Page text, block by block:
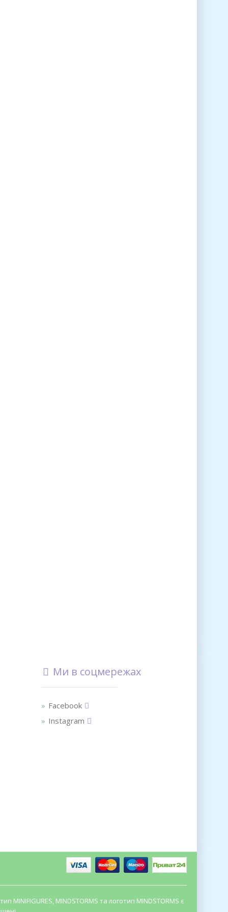
Ми в соцмережах
Facebook
Instagram
MINIFIGURES, MINDSTORMS та логотип MINDSTORMS є